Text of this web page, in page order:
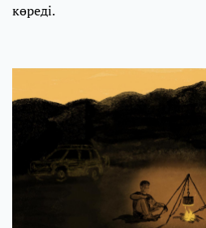
көреді.